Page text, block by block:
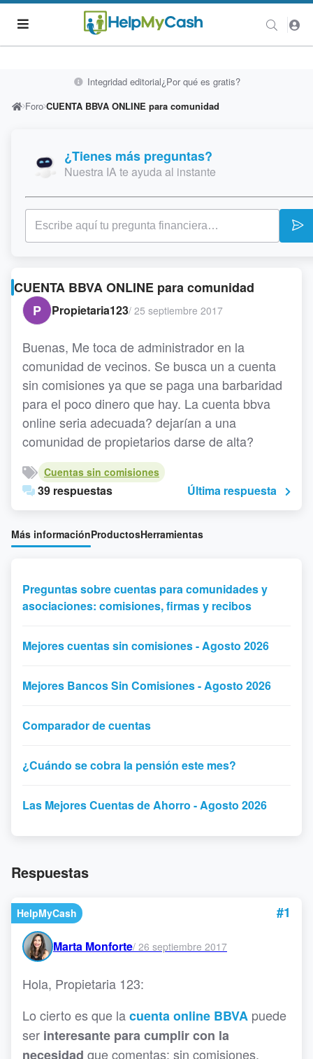
Integridad editorial¿Por qué es gratis?
Foro CUENTA BBVA ONLINE para comunidad
¿Tienes más preguntas?
Nuestra IA te ayuda al instante
CUENTA BBVA ONLINE para comunidad
P
Propietaria123/ 25 septiembre 2017
Buenas, Me toca de administrador en la
comunidad de vecinos. Se busca un a cuenta
sin comisiones ya que se paga una barbaridad
para el poco dinero que hay. La cuenta bbva
online seria adecuada? dejarían a una
comunidad de propietarios darse de alta?
Cuentas sin comisiones
39 respuestas Última respuesta
Más informaciónProductosHerramientas
Preguntas sobre cuentas para comunidades y
asociaciones: comisiones, firmas y recibos
Mejores cuentas sin comisiones - Agosto 2026
Mejores Bancos Sin Comisiones - Agosto 2026
Comparador de cuentas
¿Cuándo se cobra la pensión este mes?
Las Mejores Cuentas de Ahorro - Agosto 2026
Respuestas
HelpMyCash #1
Marta Monforte/ 26 septiembre 2017
Hola, Propietaria 123:
Lo cierto es que lacuenta online BBVA puede
ser interesante para cumplir con la
necesidad que comentas: sin comisiones,